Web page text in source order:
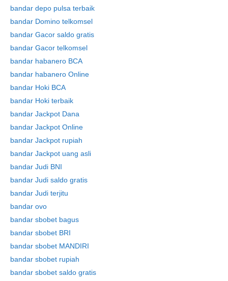
bandar depo pulsa terbaik
bandar Domino telkomsel
bandar Gacor saldo gratis
bandar Gacor telkomsel
bandar habanero BCA
bandar habanero Online
bandar Hoki BCA
bandar Hoki terbaik
bandar Jackpot Dana
bandar Jackpot Online
bandar Jackpot rupiah
bandar Jackpot uang asli
bandar Judi BNI
bandar Judi saldo gratis
bandar Judi terjitu
bandar ovo
bandar sbobet bagus
bandar sbobet BRI
bandar sbobet MANDIRI
bandar sbobet rupiah
bandar sbobet saldo gratis